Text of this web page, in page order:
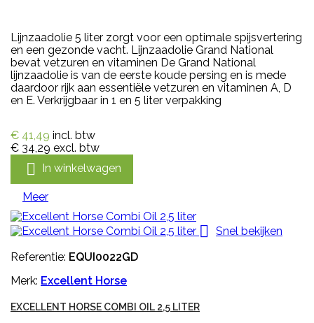
Lijnzaadolie 5 liter zorgt voor een optimale spijsvertering
en een gezonde vacht. Lijnzaadolie Grand National
bevat vetzuren en vitaminen De Grand National
lijnzaadolie is van de eerste koude persing en is mede
daardoor rijk aan essentiële vetzuren en vitaminen A, D
en E. Verkrijgbaar in 1 en 5 liter verpakking
€ 41,49 incl. btw
€ 34,29 excl. btw
 In winkelwagen
Meer

Snel bekijken
Referentie: EQUI0022GD
Merk: Excellent Horse
EXCELLENT HORSE COMBI OIL 2,5 LITER